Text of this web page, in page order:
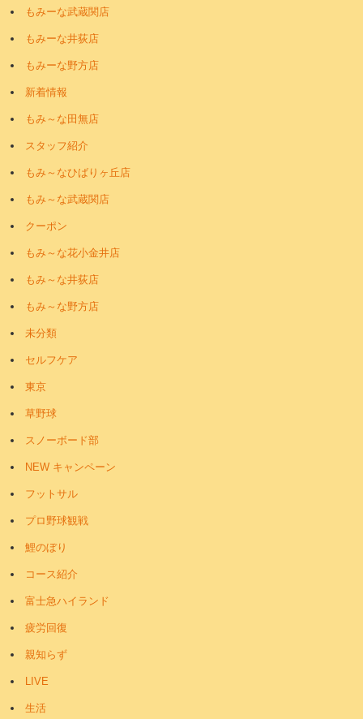
もみーな武蔵関店
もみーな井荻店
もみーな野方店
新着情報
もみ～な田無店
スタッフ紹介
もみ～なひばりヶ丘店
もみ～な武蔵関店
クーポン
もみ～な花小金井店
もみ～な井荻店
もみ～な野方店
未分類
セルフケア
東京
草野球
スノーボード部
NEW キャンペーン
フットサル
プロ野球観戦
鯉のぼり
コース紹介
富士急ハイランド
疲労回復
親知らず
LIVE
生活